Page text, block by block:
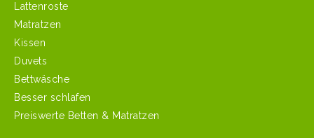
Lattenroste
Matratzen
Kissen
Duvets
Bettwäsche
Besser schlafen
Preiswerte Betten & Matratzen